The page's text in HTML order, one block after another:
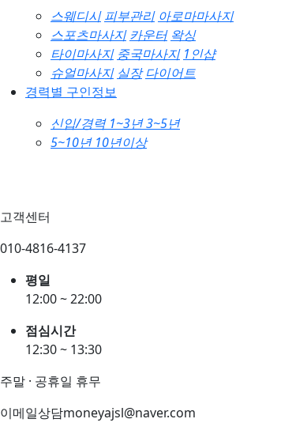
스웨디시 피부관리 아로마마사지
스포츠마사지 카운터 왁싱
타이마사지 중국마사지 1인샵
슈얼마사지 실장 다이어트
경력별 구인정보
신입/경력 1~3년3~5년
5~10년 10년이상
고객센터
010-4816-4137
평일
12:00 ~ 22:00
점심시간
12:30 ~ 13:30
주말 · 공휴일 휴무
이메일상담moneyajsl@naver.com